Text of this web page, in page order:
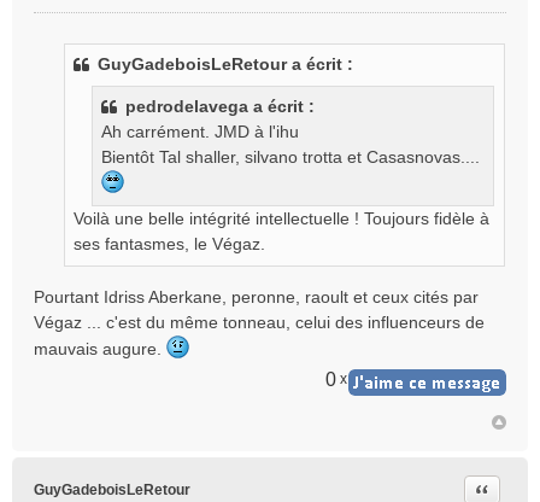
GuyGadeboisLeRetour a écrit :
pedrodelavega a écrit :
Ah carrément. JMD à l'ihu
Bientôt Tal shaller, silvano trotta et Casasnovas....
Voilà une belle intégrité intellectuelle ! Toujours fidèle à
ses fantasmes, le Végaz.
Pourtant Idriss Aberkane, peronne, raoult et ceux cités par
Végaz ... c'est du même tonneau, celui des influenceurs de
mauvais augure.
0 x
GuyGadeboisLeRetour
Citer